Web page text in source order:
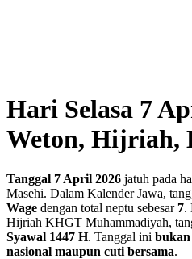
Hari Selasa 7
Weton, Hijriah,
Tanggal 7 April 2026 jatuh pada
Masehi. Dalam Kalender Jawa,
Wage dengan total neptu sebesar 7.
Hijriah KHGT Muhammadiyah,
Syawal 1447 H. Tanggal ini
nasional maupun cuti bersama.